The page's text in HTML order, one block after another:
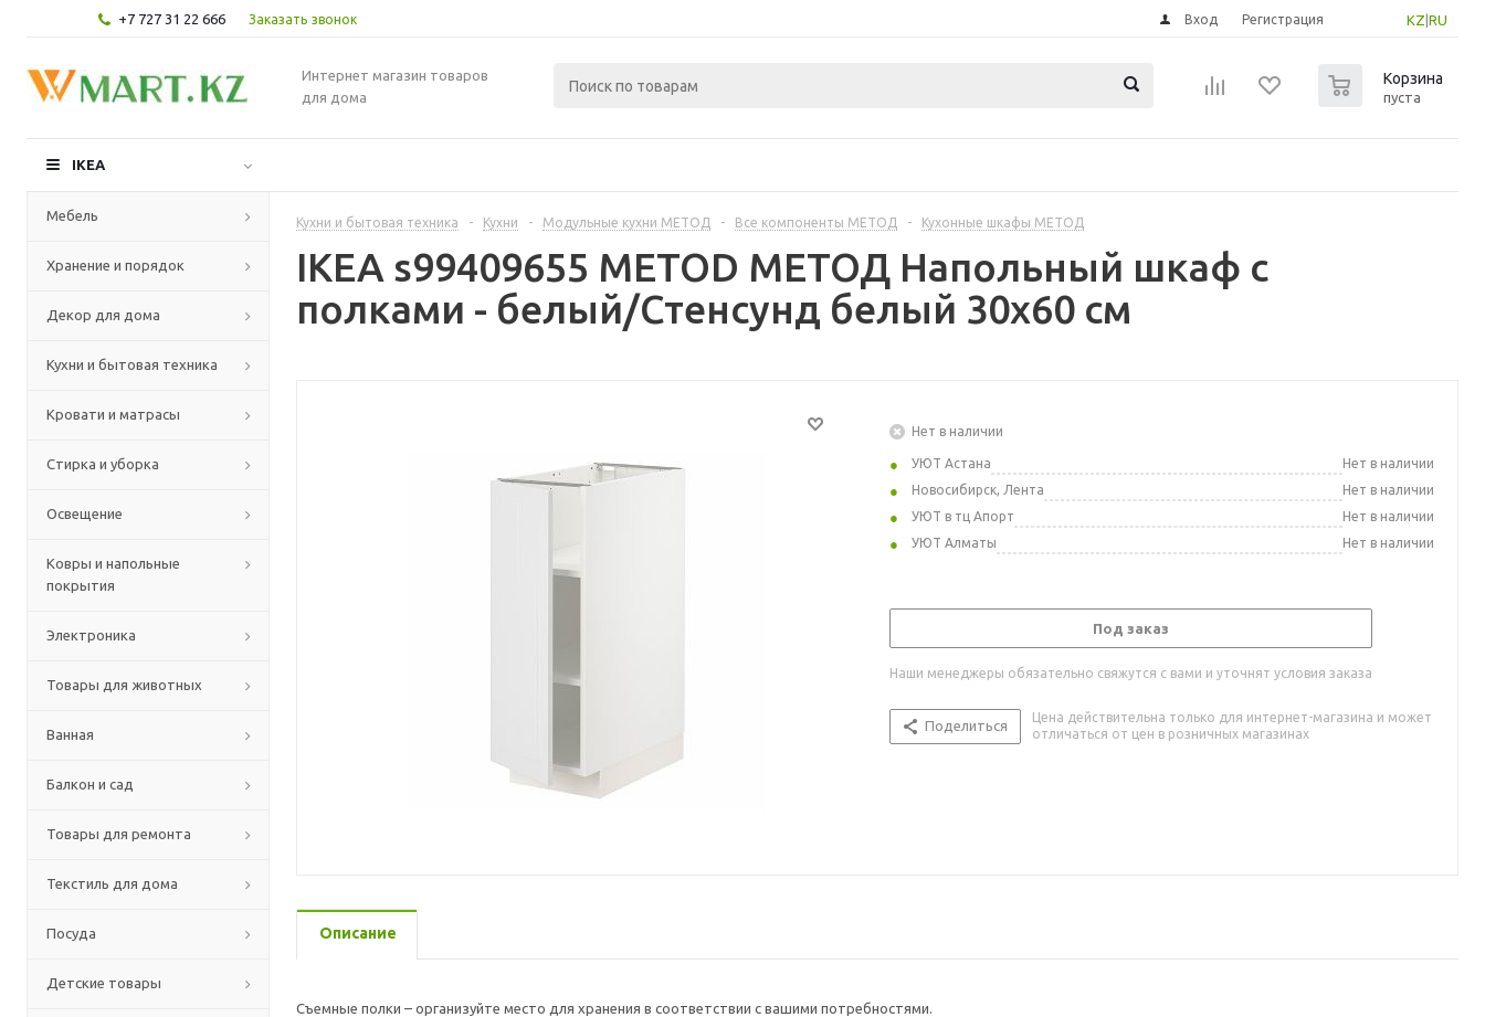
+7 727 31 22 666 Заказать звонок KZ RU
Вход Регистрация
Интернет магазин товаров
для дома
Корзина
пуста
IKEA
Мебель
Хранение и порядок
Декор для дома
Кухни и бытовая техника
Кровати и матрасы
Стирка и уборка
Освещение
Ковры и напольные
покрытия
Электроника
Товары для животных
Ванная
Балкон и сад
Товары для ремонта
Текстиль для дома
Посуда
Детские товары
Кухни и бытовая техника - Кухни - Модульные кухни МЕТОД - Все компоненты МЕТОД - Кухонные шкафы МЕТОД
IKEA s99409655 METOD МЕТОД Напольный шкаф с
полками - белый/Стенсунд белый 30x60 см
Нет в наличии
УЮТ Астана
Нет в наличии
Новосибирск, Лента
Нет в наличии
УЮТ в тц Апорт
Нет в наличии
УЮТ Алматы
Нет в наличии
Под заказ
Наши менеджеры обязательно свяжутся с вами и уточнят условия заказа
Поделиться
Цена действительна только для интернет-магазина и может
отличаться от цен в розничных магазинах
Описание
Съемные полки – организуйте место для хранения в соответствии с вашими потребностями.